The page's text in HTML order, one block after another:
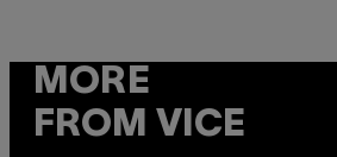
MORE
FROM VICE